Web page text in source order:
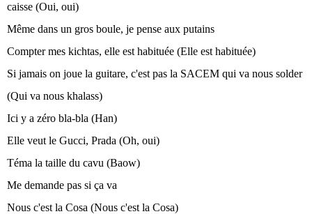
caisse (Oui, oui)
Même dans un gros boule, je pense aux putains
Compter mes kichtas, elle est habituée (Elle est habituée)
Si jamais on joue la guitare, c'est pas la SACEM qui va nous solder
(Qui va nous khalass)
Ici y a zéro bla-bla (Han)
Elle veut le Gucci, Prada (Oh, oui)
Téma la taille du cavu (Baow)
Me demande pas si ça va
Nous c'est la Cosa (Nous c'est la Cosa)